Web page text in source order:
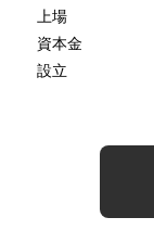
上場
資本金
設立